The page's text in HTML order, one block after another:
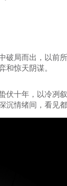
破局而出，以前
和惊天阴谋。
伏十年，以冷冽
沉情绪间，看见